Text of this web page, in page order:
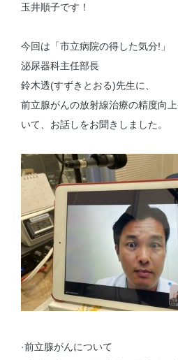
玉井順子です！
今回は「市立病院の得した気分!」
泌尿器科主任部長
鈴木透(すずきとおる)先生に、
前立腺がんの放射線治療の精度向
いて、お話しをお聞きしました。
·前立腺がんについて